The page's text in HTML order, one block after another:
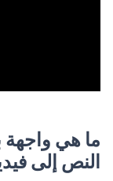
النص إلى